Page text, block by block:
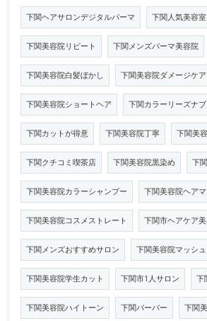
下関ヘアサロンデジタルパーマ 下関人気美容室
下関美容院リピート 下関メンズパーマ美容院
下関美容院白髪ぼかし 下関美容院ダメージケア
下関美容院ショートヘア 下関カラーリーズナ
下関カットが得意 下関美容院丁寧 下関美
下関クチコミ喫茶店 下関美容院黒染め 下
下関美容院カラーシャンプー 下関美容院ヘア
下関美容院コスメストレート 下関市ヘアケア
下関メンズおすすめサロン 下関美容院マッシ
下関美容院学生カット 下関市1人サロン 下
下関美容院ハイトーン 下関バーバー 下関